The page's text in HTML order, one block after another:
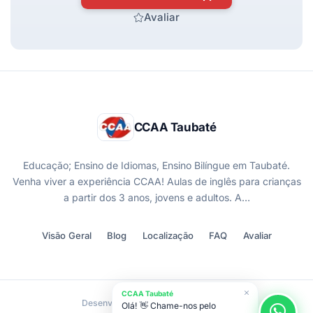
Avaliar
CCAA Taubaté
Educação; Ensino de Idiomas, Ensino Bilíngue em Taubaté.
Venha viver a experiência CCAA! Aulas de inglês para crianças
a partir dos 3 anos, jovens e adultos. A…
Visão Geral Blog Localização FAQ Avaliar
Desenvolvido por
CCAA Taubaté
Olá! 👋 Chame-nos pelo